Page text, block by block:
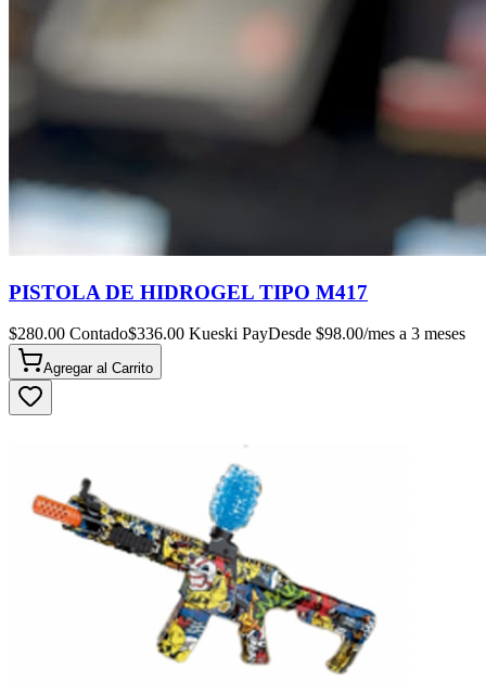
PISTOLA DE HIDROGEL TIPO M417
$280.00 Contado$336.00 Kueski PayDesde $98.00/mes a 3 meses
Agregar al Carrito